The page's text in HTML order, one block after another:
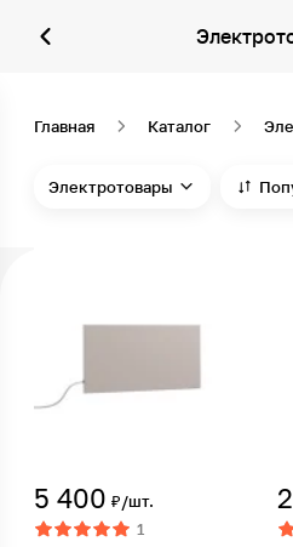
Главная Каталог
Электротовары
5 400 ₽/шт.
1